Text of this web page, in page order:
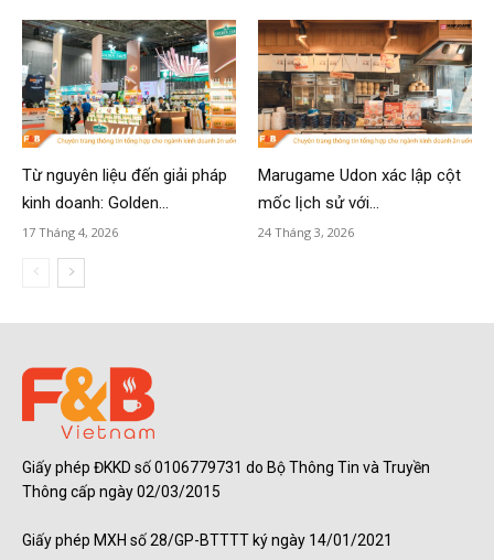
Từ nguyên liệu đến giải pháp
kinh doanh: Golden...
17 Tháng 4, 2026
Marugame Udon xác lập cột
mốc lịch sử với...
24 Tháng 3, 2026
Giấy phép ĐKKD số 0106779731 do Bộ Thông Tin và Truyền
Thông cấp ngày 02/03/2015
Giấy phép MXH số 28/GP-BTTTT ký ngày 14/01/2021